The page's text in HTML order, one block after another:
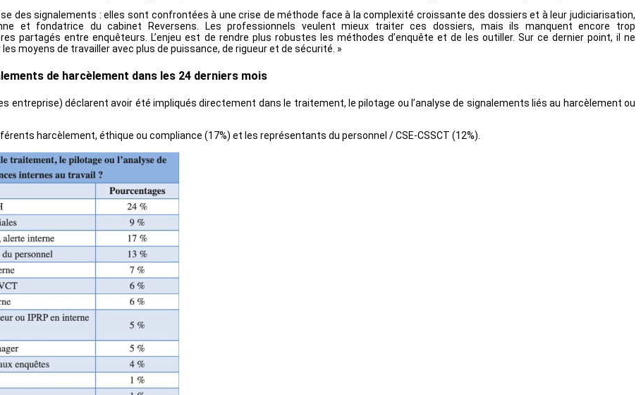
des signalements : elles sont confrontées à une crise de méthode face à la complexité croissante des dossiers et à leur judiciarisation,
et fondatrice du cabinet Reversens. Les professionnels veulent mieux traiter ces dossiers, mais ils manquent encore trop
partagés entre enquêteurs. L’enjeu est de rendre plus robustes les méthodes d’enquête et de les outiller. Sur ce dernier point, il ne
moyens de travailler avec plus de puissance, de rigueur et de sécurité. »
de harcèlement dans les 24 derniers mois
entreprise) déclarent avoir été impliqués directement dans le traitement, le pilotage ou l’analyse de signalements liés au harcèlement ou
harcèlement, éthique ou compliance (17%) et les représentants du personnel / CSE-CSSCT (12%).